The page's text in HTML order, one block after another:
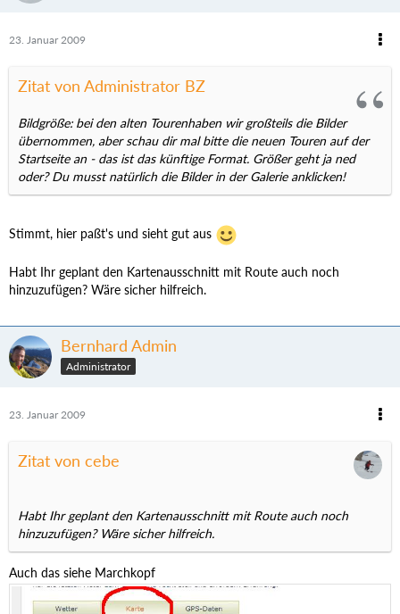
23. Januar 2009
Zitat von Administrator BZ
Bildgröße: bei den alten Tourenhaben wir großteils die Bilder
übernommen, aber schau dir mal bitte die neuen Touren auf der
Startseite an - das ist das künftige Format. Größer geht ja ned
oder? Du musst natürlich die Bilder in der Galerie anklicken!
Stimmt, hier paßt's und sieht gut aus
Habt Ihr geplant den Kartenausschnitt mit Route auch noch
hinzuzufügen? Wäre sicher hilfreich.
Bernhard Admin
Administrator
23. Januar 2009
Zitat von cebe
Habt Ihr geplant den Kartenausschnitt mit Route auch noch
hinzuzufügen? Wäre sicher hilfreich.
Auch das siehe Marchkopf